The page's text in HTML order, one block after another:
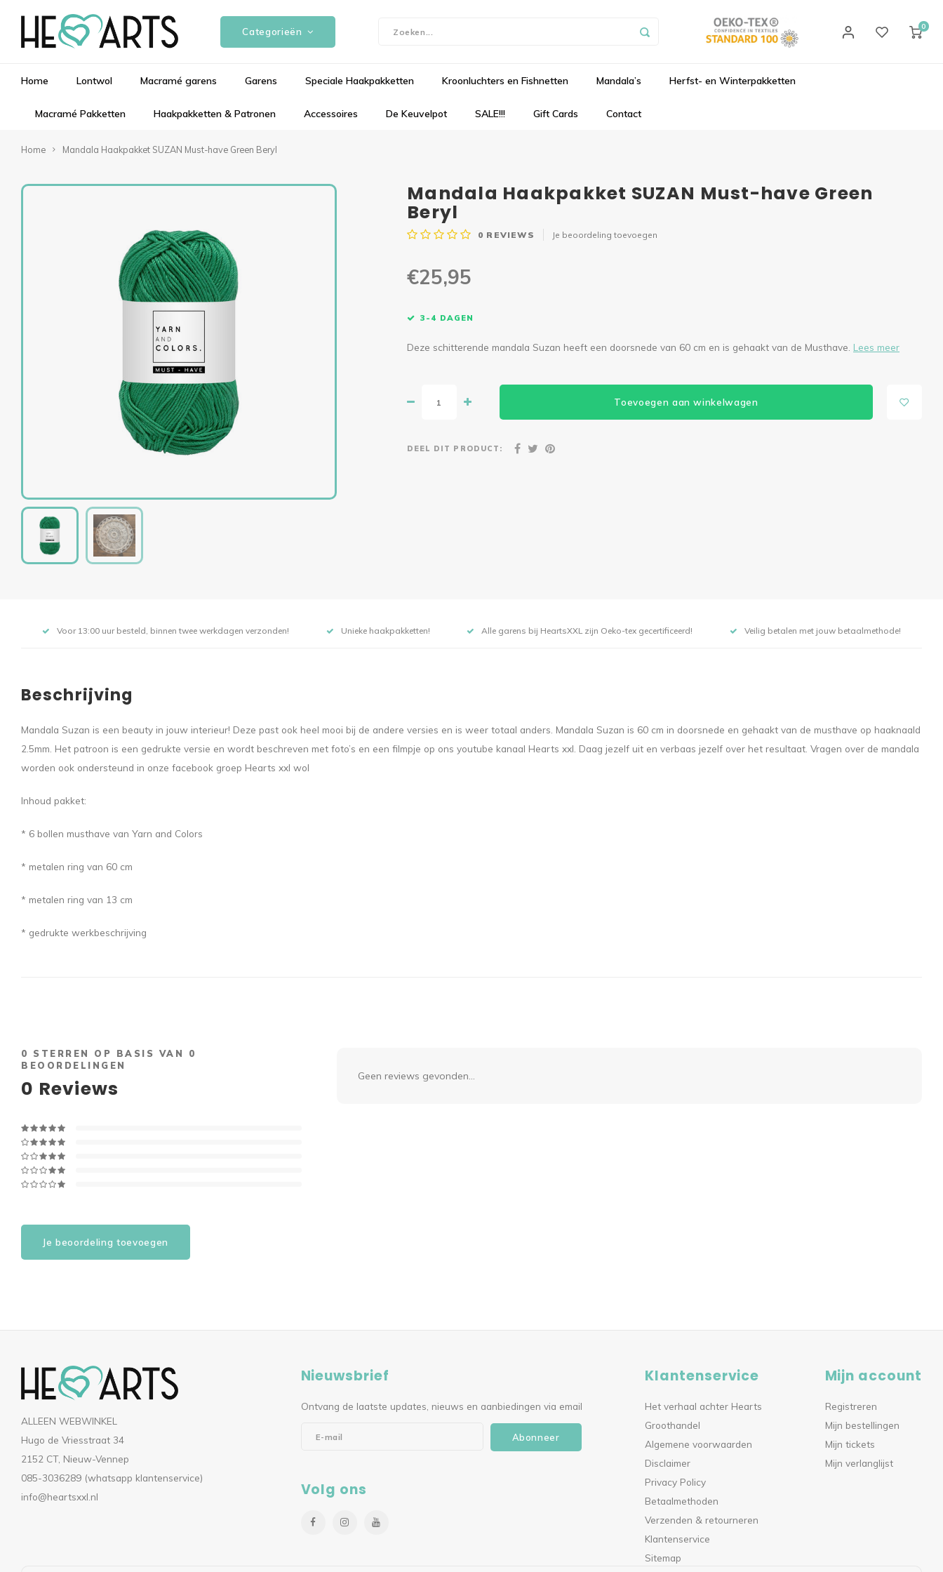
Categorieën 0
Home Lontwol Macramé garens Garens Speciale Haakpakketten Kroonluchters en Fishnetten Mandala’s Herfst- en Winterpakketten
Macramé Pakketten Haakpakketten & Patronen Accessoires De Keuvelpot SALE!!! Gift Cards Contact
Home Mandala Haakpakket SUZAN Must-have Green Beryl
Mandala Haakpakket SUZAN Must-have Green
Beryl
0 REVIEWS Je beoordeling toevoegen
€25,95
3-4 DAGEN
Deze schitterende mandala Suzan heeft een doorsnede van 60 cm en is gehaakt van de Musthave. Lees meer
Toevoegen aan winkelwagen
DEEL DIT PRODUCT:
Voor 13:00 uur besteld, binnen twee werkdagen verzonden! Unieke haakpakketten! Alle garens bij HeartsXXL zijn Oeko-tex gecertificeerd! Veilig betalen met jouw betaalmethode!
Beschrijving
Mandala Suzan is een beauty in jouw interieur! Deze past ook heel mooi bij de andere versies en is weer totaal anders. Mandala Suzan is 60 cm in doorsnede en gehaakt van de musthave op haaknaald
2.5mm. Het patroon is een gedrukte versie en wordt beschreven met foto’s en een filmpje op ons youtube kanaal Hearts xxl. Daag jezelf uit en verbaas jezelf over het resultaat. Vragen over de mandala
worden ook ondersteund in onze facebook groep Hearts xxl wol
Inhoud pakket:
* 6 bollen musthave van Yarn and Colors
* metalen ring van 60 cm
* metalen ring van 13 cm
* gedrukte werkbeschrijving
0 STERREN OP BASIS VAN 0
BEOORDELINGEN
0 Reviews
Je beoordeling toevoegen
Geen reviews gevonden...
ALLEEN WEBWINKEL
Hugo de Vriesstraat 34
2152 CT, Nieuw-Vennep
085-3036289 (whatsapp klantenservice)
info@heartsxxl.nl
Nieuwsbrief
Ontvang de laatste updates, nieuws en aanbiedingen via email
Abonneer
Volg ons
Klantenservice
Het verhaal achter Hearts
Groothandel
Algemene voorwaarden
Disclaimer
Privacy Policy
Betaalmethoden
Verzenden & retourneren
Klantenservice
Sitemap
Mijn account
Registreren
Mijn bestellingen
Mijn tickets
Mijn verlanglijst